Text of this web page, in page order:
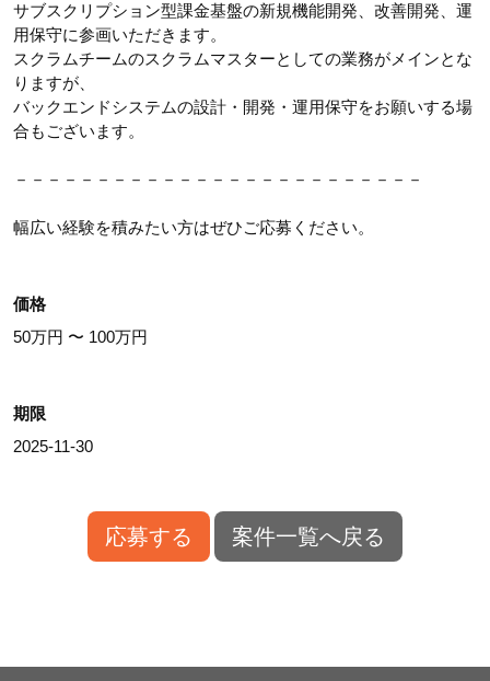
サブスクリプション型課金基盤の新規機能開発、改善開発、運
用保守に参画いただきます。
スクラムチームのスクラムマスターとしての業務がメインとな
りますが、
バックエンドシステムの設計・開発・運用保守をお願いする場
合もございます。
－－－－－－－－－－－－－－－－－－－－－－－－－
幅広い経験を積みたい方はぜひご応募ください。
価格
50万円 〜 100万円
期限
2025-11-30
応募する 案件一覧へ戻る